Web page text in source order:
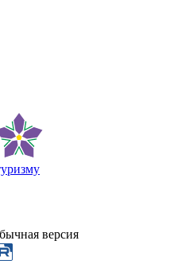
версия